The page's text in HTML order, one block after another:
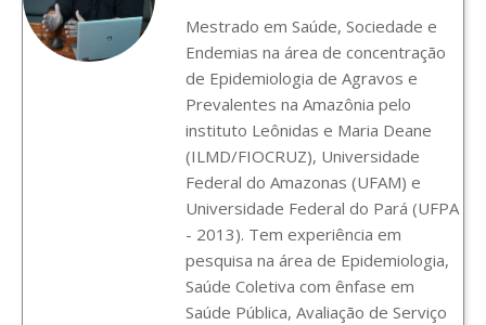
Mestrado em Saúde, Sociedade e
Endemias na área de concentração
de Epidemiologia de Agravos e
Prevalentes na Amazônia pelo
instituto Leônidas e Maria Deane
(ILMD/FIOCRUZ), Universidade
Federal do Amazonas (UFAM) e
Universidade Federal do Pará (UFPA
- 2013). Tem experiência em
pesquisa na área de Epidemiologia,
Saúde Coletiva com ênfase em
Saúde Pública, Avaliação de Serviço